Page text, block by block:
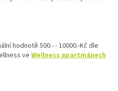
hodnotě 500.- - 10000.-Kč dle
ve Wellness apartmánech